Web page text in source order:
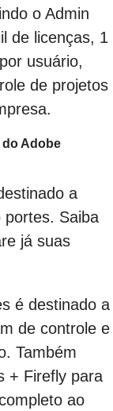
o Admin
de licenças, 1
usuário,
de projetos
Adobe
a
portes. Saiba
já suas
é destinado a
de controle e
Também
+ Firefly para
ao